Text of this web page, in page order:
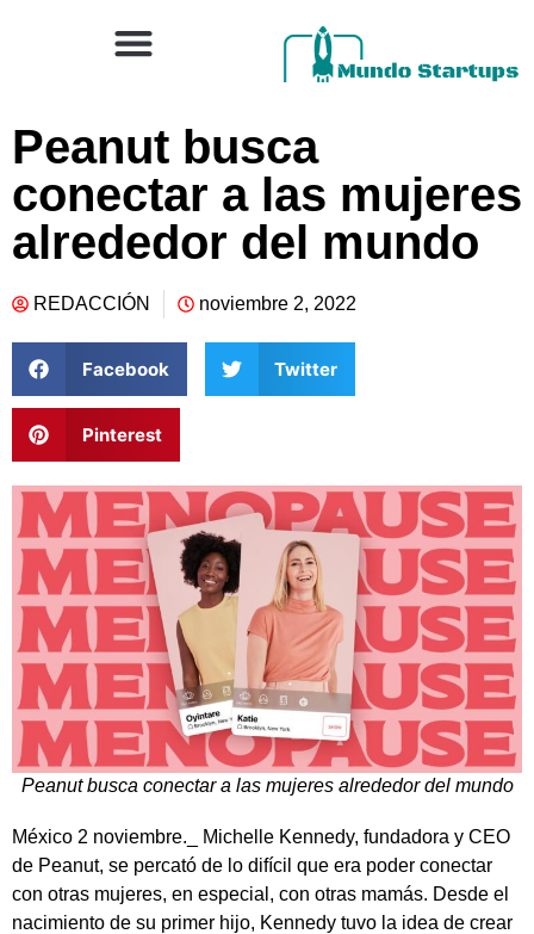
Peanut busca
conectar a las mujeres
alrededor del mundo
REDACCIÓN noviembre 2, 2022
Facebook Twitter
Pinterest
Peanut busca conectar a las mujeres alrededor del mundo
México 2 noviembre._ Michelle Kennedy, fundadora y CEO
de Peanut, se percató de lo difícil que era poder conectar
con otras mujeres, en especial, con otras mamás. Desde el
nacimiento de su primer hijo, Kennedy tuvo la idea de crear